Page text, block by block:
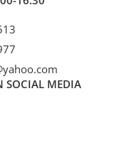
SOCIAL MEDIA